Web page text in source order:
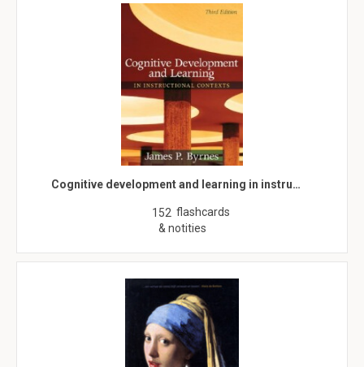
Cognitive development and learning in instru…
152 flashcards
& notities